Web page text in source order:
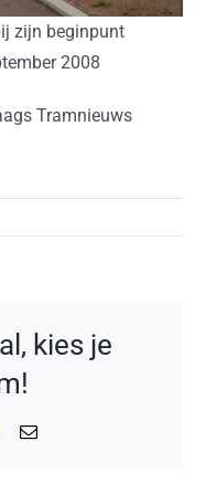
zijn beginpunt
2008
Tramnieuws
kies je
E-